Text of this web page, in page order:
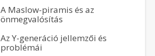
A Maslow-piramis és az
önmegvalósítás
Az Y-generáció jellemzői és
problémái